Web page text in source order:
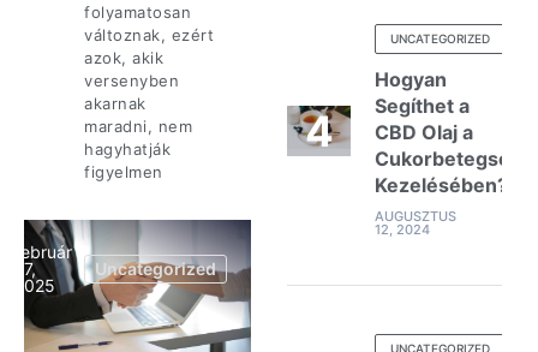
folyamatosan
változnak, ezért
azok, akik
versenyben
akarnak
maradni, nem
hagyhatják
figyelmen
február
27,
2025
Uncategorized
UNCATEGORIZED
Hogyan
Segíthet a
CBD Olaj a
Cukorbetegség
Kezelésében?
AUGUSZTUS
12, 2024
UNCATEGORIZED